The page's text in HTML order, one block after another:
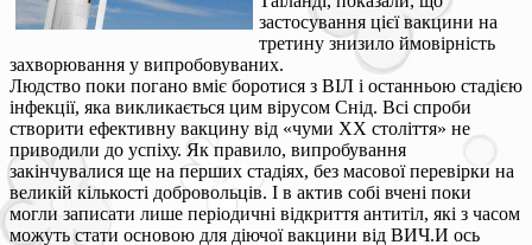
застосування цієї вакцини на
третину знизило ймовірність
захворювання у випробовуваних.
Людство поки погано вміє боротися з ВІЛ і останньою стадією
інфекції, яка викликається цим вірусом Снід. Всі спроби
створити ефективну вакцину від «чуми XX століття» не
приводили до успіху. Як правило, випробування
закінчувалися ще на перших стадіях, без масової перевірки на
великій кількості добровольців. І в актив собі вчені поки
могли записати лише періодичні відкриття антитіл, які з часом
можуть стати основою для діючої вакцини від ВИЧ.И ось